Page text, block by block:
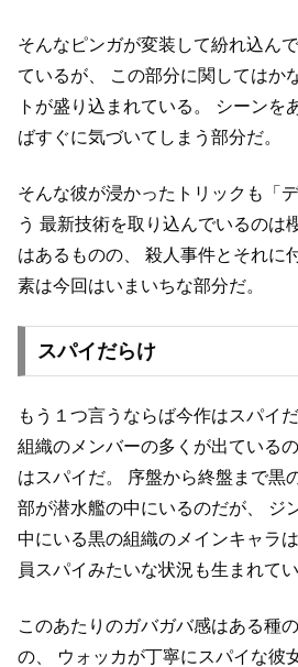
そんなピンガが変装して紛れ込ん
ているが、
この部分に関してはか
トが盛り込まれている。
シーンを
ばすぐに気づいてしまう部分だ。
そんな彼が浸かったトリックも「
う 最新技術を取り込んでいるのは
はあるものの、
殺人事件とそれに
素は今回はいまいちな部分だ。
スパイだらけ
もう１つ言うならば今作はスパイ
組織のメンバーの多くが出ている
はスパイだ。
序盤から終盤まで黒
部が潜水艦の中にいるのだが、
ジ
中にいる黒の組織のメインキャラは
員スパイみたいな状況も生まれてい
このあたりのガバガバ感はある種
の、
ウォッカが丁寧にスパイな彼